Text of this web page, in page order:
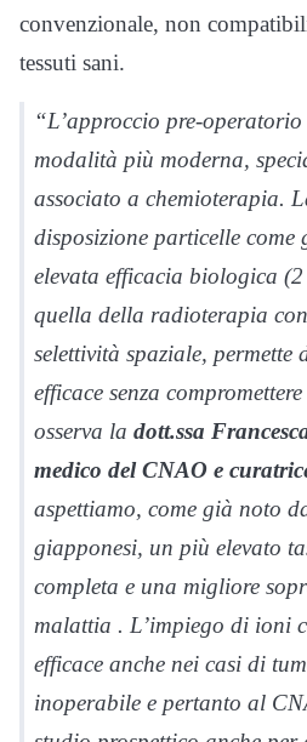
convenzionale, non
tessuti sani.
“L’approccio pre-
modalità più moderna,
associato a chemioterapia.
disposizione particelle
elevata efficacia biologica
quella della radioterapia
selettività spaziale, permette
efficace senza
osserva la dott.ssa
medico del CNAO e
aspettiamo, come già noto
giapponesi, un più elevato
completa e una migliore
malattia . L’impiego di ioni
efficace anche nei casi di
inoperabile e pertanto al